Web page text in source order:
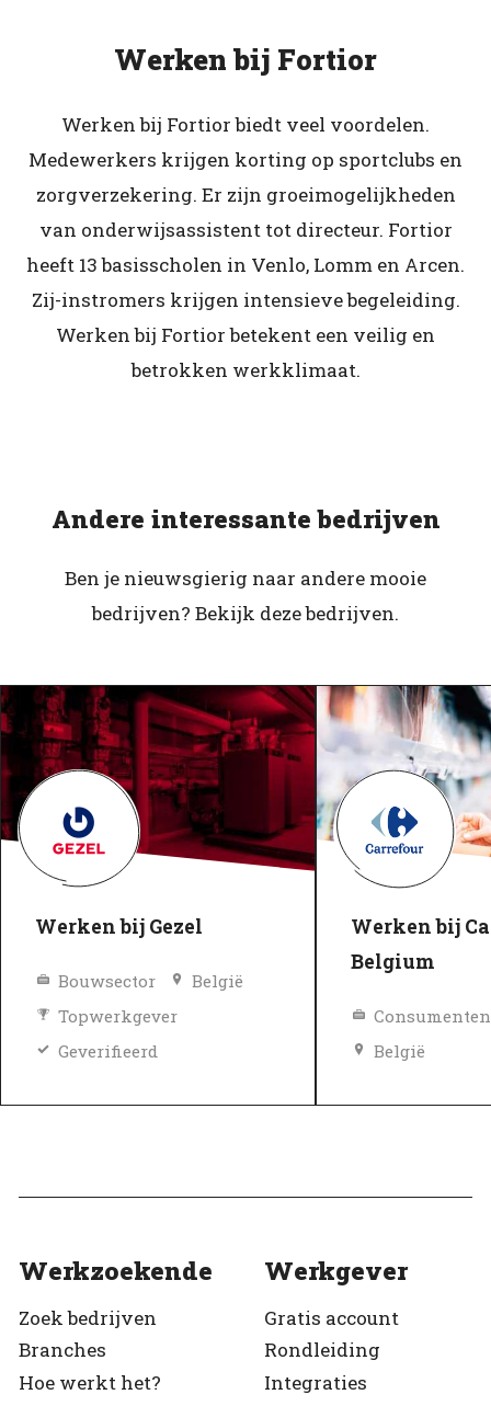
Werken bij Fortior
Werken bij Fortior biedt veel voordelen.
Medewerkers krijgen korting op sportclubs en
zorgverzekering. Er zijn groeimogelijkheden
van onderwijsassistent tot directeur. Fortior
heeft 13 basisscholen in Venlo, Lomm en Arcen.
Zij-instromers krijgen intensieve begeleiding.
Werken bij Fortior betekent een veilig en
betrokken werkklimaat.
Andere interessante bedrijven
Ben je nieuwsgierig naar andere mooie
bedrijven? Bekijk deze bedrijven.
Werken bij Gezel
Bouwsector
België
Topwerkgever
Geverifieerd
Werken bij
Belgium
België
Werkzoekende
Zoek bedrijven
Branches
Hoe werkt het?
Werkgever
Gratis account
Rondleiding
Integraties